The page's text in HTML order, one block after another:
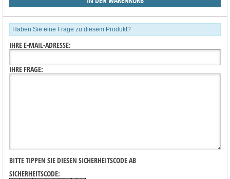
Haben Sie eine Frage zu diesem Produkt?
IHRE E-MAIL-ADRESSE:
IHRE FRAGE:
BITTE TIPPEN SIE DIESEN SICHERHEITSCODE AB
SICHERHEITSCODE: